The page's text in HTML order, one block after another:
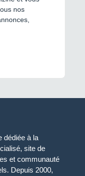
nos
dédiée à la
site de
et communauté
Depuis 2000,